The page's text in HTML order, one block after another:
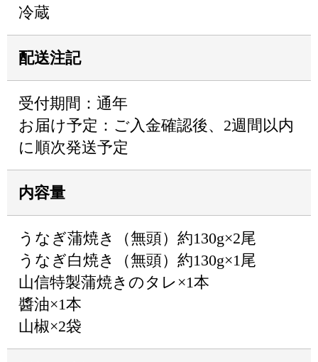
冷蔵
配送注記
受付期間：通年
お届け予定：ご入金確認後、2週間以内
に順次発送予定
内容量
うなぎ蒲焼き（無頭）約130g×2尾
うなぎ白焼き（無頭）約130g×1尾
山信特製蒲焼きのタレ×1本
醬油×1本
山椒×2袋